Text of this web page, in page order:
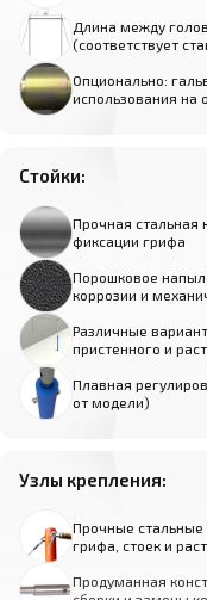
Длина между
(соответствует
Опционально:
использования на
Стойки:
Прочная стальная
фиксации грифа
Порошковое
коррозии и
Различные
пристенного и
Плавная
от модели)
Узлы крепления:
Прочные
грифа, стоек и
Продуманная